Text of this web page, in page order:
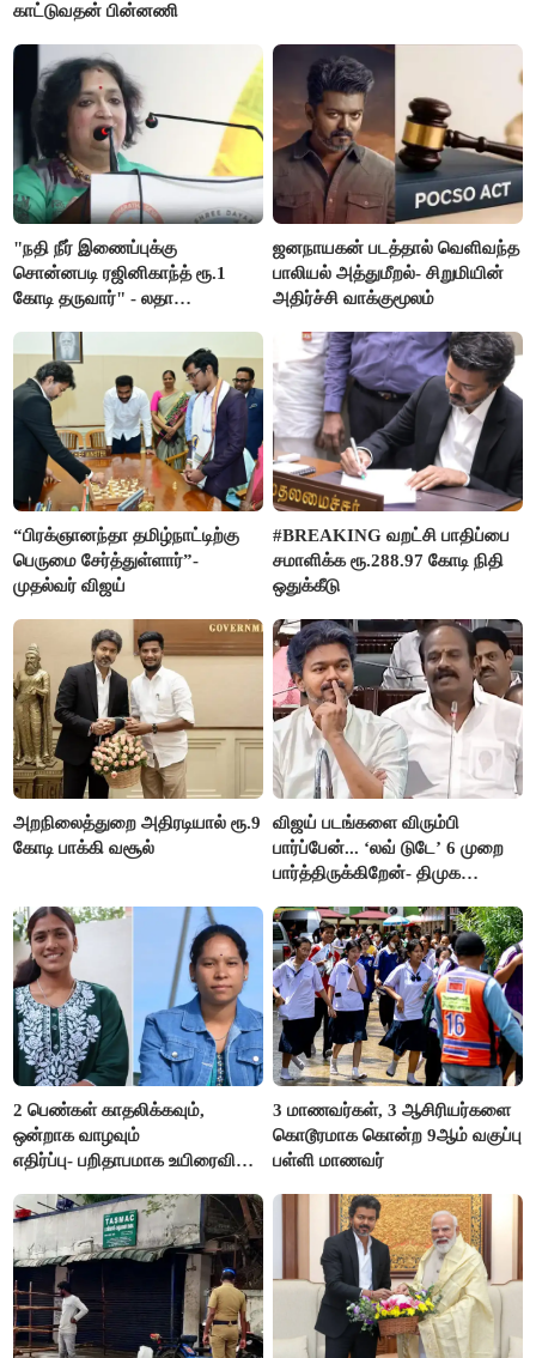
காட்டுவதன் பின்னணி
"நதி நீர் இணைப்புக்கு
சொன்னபடி ரஜினிகாந்த் ரூ.1
கோடி தருவார்" - லதா
ஜனநாயகன் படத்தால் வெளிவந்த
பாலியல் அத்துமீறல்- சிறுமியின்
அதிர்ச்சி வாக்குமூலம்
“பிரக்ஞானந்தா தமிழ்நாட்டிற்கு
பெருமை சேர்த்துள்ளார்”-
முதல்வர் விஜய்
#BREAKING வறட்சி பாதிப்பை
சமாளிக்க ரூ.288.97 கோடி நிதி
ஒதுக்கீடு
அறநிலைத்துறை அதிரடியால் ரூ.9
கோடி பாக்கி வசூல்
விஜய் படங்களை விரும்பி
பார்ப்பேன்... ‘லவ் டுடே’ 6 முறை
பார்த்திருக்கிறேன்- திமுக
2 பெண்கள் காதலிக்கவும்,
ஒன்றாக வாழவும்
எதிர்ப்பு- பறிதாபமாக உயிரைவிட்ட
3 மாணவர்கள், 3 ஆசிரியர்களை
கொடூரமாக கொன்ற 9ஆம் வகுப்பு
பள்ளி மாணவர்